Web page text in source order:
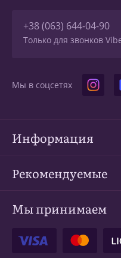
+38 (063) 644-04-90
Только для звонков
Мы в соцсетях
Информация
Рекомендуемые
Мы принимаем